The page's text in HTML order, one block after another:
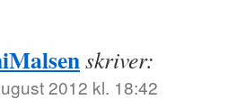
skriver:
2012 kl. 18:42